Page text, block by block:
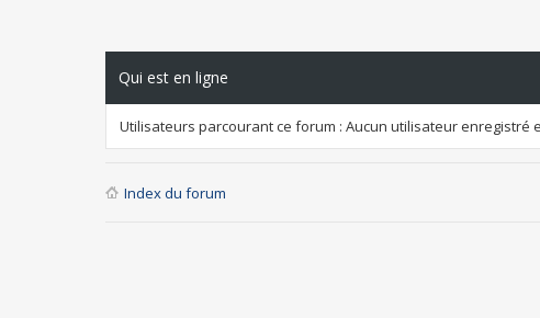
Qui est en ligne
Utilisateurs parcourant ce forum : Aucun utilisateur enregistré
Index du forum